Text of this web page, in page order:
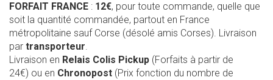
FORFAIT FRANCE : 12€, pour toute commande, quelle que
soit la quantité commandée, partout en France
métropolitaine sauf Corse (désolé amis Corses). Livraison
par transporteur.
Livraison en Relais Colis Pickup (Forfaits à partir de
24€) ou en Chronopost (Prix fonction du nombre de